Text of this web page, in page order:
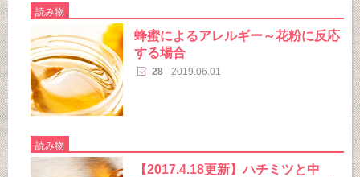
読み物
蜂蜜によるアレルギー～花粉に反応
する場合
28 2019.06.01
読み物
【2017.4.18更新】ハチミツと中